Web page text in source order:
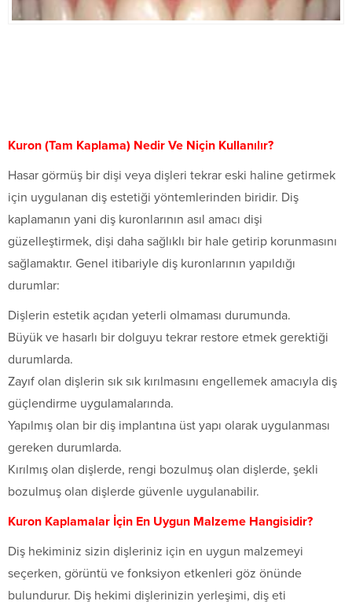
Kuron (Tam Kaplama) Nedir Ve Niçin Kullanılır?
Hasar görmüş bir dişi veya dişleri tekrar eski haline getirmek
için uygulanan diş estetiği yöntemlerinden biridir. Diş
kaplamanın yani diş kuronlarının asıl amacı dişi
güzelleştirmek, dişi daha sağlıklı bir hale getirip korunmasını
sağlamaktır. Genel itibariyle diş kuronlarının yapıldığı
durumlar:
Dişlerin estetik açıdan yeterli olmaması durumunda.
Büyük ve hasarlı bir dolguyu tekrar restore etmek gerektiği
durumlarda.
Zayıf olan dişlerin sık sık kırılmasını engellemek amacıyla diş
güçlendirme uygulamalarında.
Yapılmış olan bir diş implantına üst yapı olarak uygulanması
gereken durumlarda.
Kırılmış olan dişlerde, rengi bozulmuş olan dişlerde, şekli
bozulmuş olan dişlerde güvenle uygulanabilir.
Kuron Kaplamalar İçin En Uygun Malzeme Hangisidir?
Diş hekiminiz sizin dişleriniz için en uygun malzemeyi
seçerken, görüntü ve fonksiyon etkenleri göz önünde
bulundurur. Diş hekimi dişlerinizin yerleşimi, diş eti